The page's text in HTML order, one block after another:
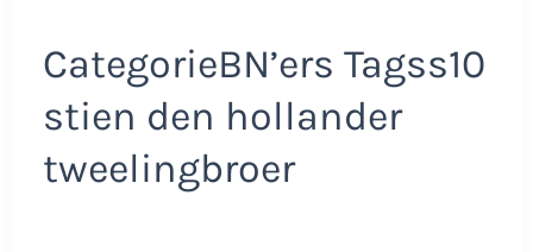
CategorieBN’ers Tagss10
stien den hollander
tweelingbroer